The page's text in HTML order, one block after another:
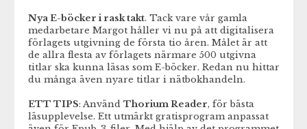
Nya E-böcker i rask takt. Tack vare vår gamla
medarbetare Margot håller vi nu på att digitalisera
förlagets utgivning de första tio åren. Målet är att
de allra flesta av förlagets närmare 500 utgivna
titlar ska kunna läsas som E-böcker. Redan nu hittar
du många även nyare titlar i nätbokhandeln.
ETT TIPS: Använd Thorium Reader, för bästa
läsupplevelse. Ett utmärkt gratisprogram anpassat